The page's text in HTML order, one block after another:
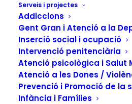
Serveis i projectes
Addiccions
Gent Gran i Atenció a la
Inserció social i ocupació
Intervenció penitenciària
Atenció psicològica i Salut
Atenció a les Dones /
Prevenció i Promoció de la
Infància i Famílies